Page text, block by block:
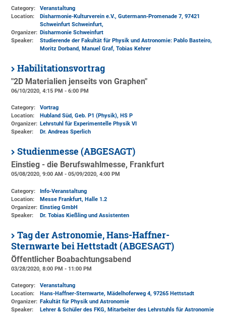
Category:
Veranstaltung
Location:
Disharmonie-Kulturverein e.V., Gutermann-Promenade 7, 97421
Schweinfurt Schweinfurt,
Organizer: Disharmonie Schweinfurt
Speaker:
Studierende der Fakultät für Physik und Astronomie: Pablo Basteiro,
Moritz Dorband, Manuel Graf, Tobias Kehrer
Habilitationsvortrag
"2D Materialien jenseits von Graphen"
06/10/2020, 4:15 PM - 6:00 PM
Category:
Vortrag
Location:
Hubland Süd, Geb. P1 (Physik), HS P
Organizer: Lehrstuhl für Experimentelle Physik VI
Speaker:
Dr. Andreas Sperlich
Studienmesse (ABGESAGT)
Einstieg - die Berufswahlmesse, Frankfurt
05/08/2020, 9:00 AM - 05/09/2020, 4:00 PM
Category:
Info-Veranstaltung
Location:
Messe Frankfurt, Halle 1.2
Organizer: Einstieg GmbH
Speaker:
Dr. Tobias Kießling und Assistenten
Tag der Astronomie, Hans-Haffner-
Sternwarte bei Hettstadt (ABGESAGT)
Öffentlicher Boabachtungsabend
03/28/2020, 8:00 PM - 11:00 PM
Category:
Veranstaltung
Location:
Hans-Haffner-Sternwarte, Mädelhoferweg 4, 97265 Hettstadt
Organizer: Fakultät für Physik und Astronomie
Speaker:
Lehrer & Schüler des FKG, Mitarbeiter des Lehrstuhls für Astronomie